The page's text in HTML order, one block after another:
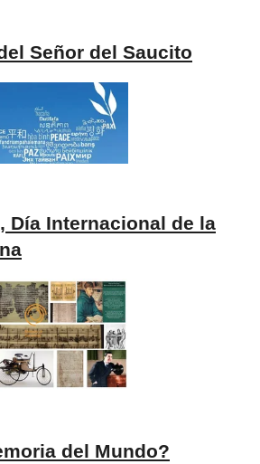
Señor del Saucito
Día Internacional de la
del Mundo?